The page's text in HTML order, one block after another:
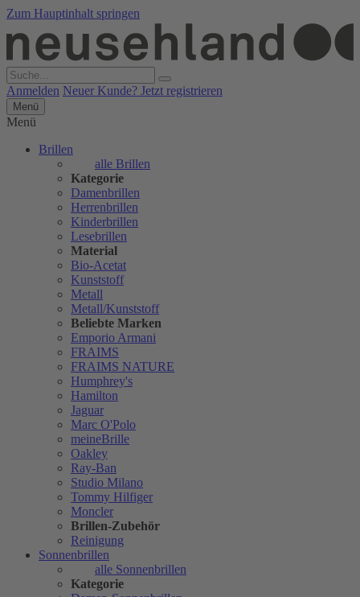
Zum Hauptinhalt springen
Anmelden Neuer Kunde? Jetzt registrieren
Menü
Menü
Brillen
alle Brillen
Kategorie
Damenbrillen
Herrenbrillen
Kinderbrillen
Lesebrillen
Material
Bio-Acetat
Kunststoff
Metall
Metall/Kunststoff
Beliebte Marken
Emporio Armani
FRAIMS
FRAIMS NATURE
Humphrey's
Hamilton
Jaguar
Marc O'Polo
meineBrille
Oakley
Ray-Ban
Studio Milano
Tommy Hilfiger
Moncler
Brillen-Zubehör
Reinigung
Sonnenbrillen
alle Sonnenbrillen
Kategorie